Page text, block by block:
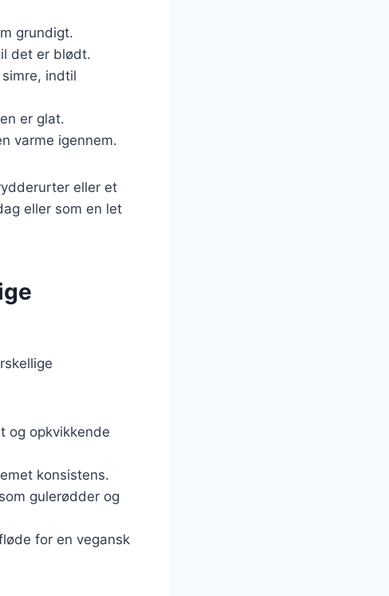
grundigt.
det er blødt.
indtil
er glat.
varme igennem.
eller et
eller som en let
og opkvikkende
konsistens.
gulerødder og
for en vegansk